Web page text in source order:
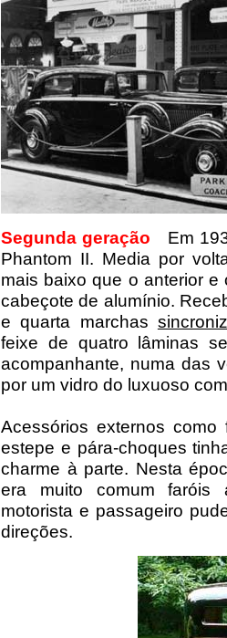
Segunda geração Em
Phantom II. Media por
mais baixo que o anterior
cabeçote de alumínio.
e quarta marchas
feixe de quatro lâminas
acompanhante, numa das
por um vidro do luxuoso
Acessórios externos
estepe e pára-choques
charme à parte. Nesta
era muito comum faróis
motorista e passageiro
direções.